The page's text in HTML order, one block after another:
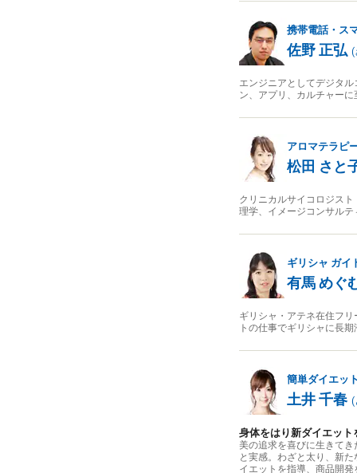
携帯電話・ス
佐野 正弘 (
エンジニアとしてデジタ
ン、アプリ、カルチャー
アロマテラピ
松田 さと
クリニカルサイコロジス
理学、イメージコンサル
ギリシャ ガイ
有馬 めぐ
ギリシャ・アテネ在住フ
トの仕事でギリシャに長
簡単ダイエッ
土井 千春 (
身体をはり新ダイエッ
美の追求を喜びに生きて
と実感。わざと太り、新
イエットを指導、商品開